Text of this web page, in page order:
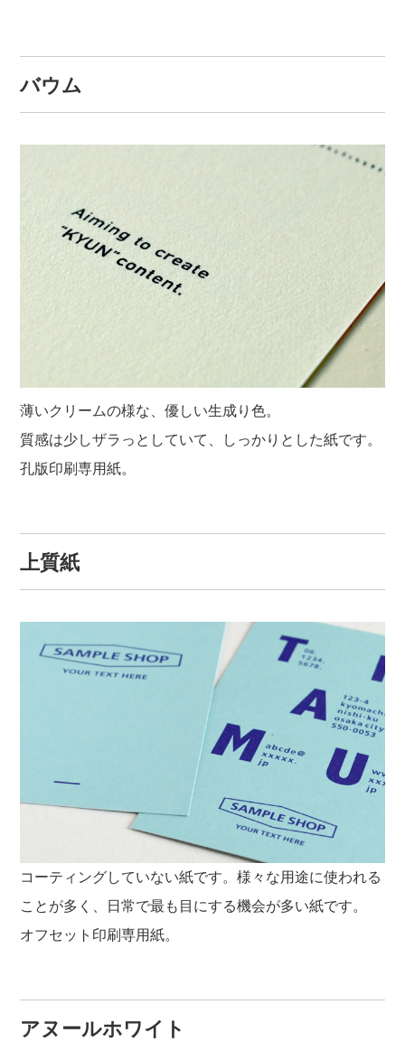
バウム
薄いクリームの様な、優しい生成り色。
質感は少しザラっとしていて、しっかりとした紙です。
孔版印刷専用紙。
上質紙
コーティングしていない紙です。様々な用途に使われる
ことが多く、日常で最も目にする機会が多い紙です。
オフセット印刷専用紙。
アヌールホワイト